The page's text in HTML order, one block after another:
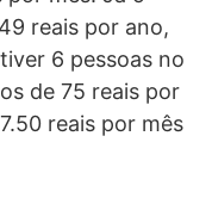
reais por ano,
6 pessoas no
de 75 reais por
reais por mês